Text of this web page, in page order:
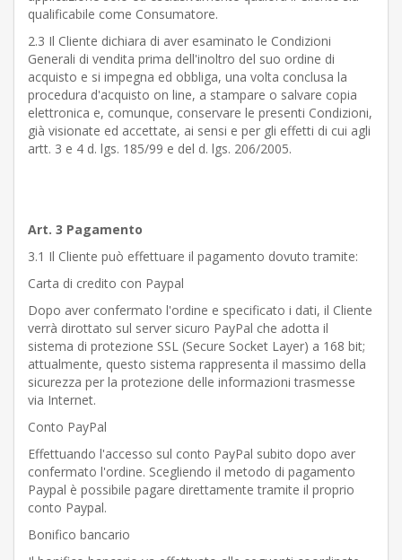
qualificabile come Consumatore.
2.3 Il Cliente dichiara di aver esaminato le Condizioni
Generali di vendita prima dell'inoltro del suo ordine di
acquisto e si impegna ed obbliga, una volta conclusa la
procedura d'acquisto on line, a stampare o salvare copia
elettronica e, comunque, conservare le presenti Condizioni,
già visionate ed accettate, ai sensi e per gli effetti di cui agli
artt. 3 e 4 d. lgs. 185/99 e del d. lgs. 206/2005.
Art. 3 Pagamento
3.1 Il Cliente può effettuare il pagamento dovuto tramite:
Carta di credito con Paypal
Dopo aver confermato l'ordine e specificato i dati, il Cliente
verrà dirottato sul server sicuro PayPal che adotta il
sistema di protezione SSL (Secure Socket Layer) a 168 bit;
attualmente, questo sistema rappresenta il massimo della
sicurezza per la protezione delle informazioni trasmesse
via Internet.
Conto PayPal
Effettuando l'accesso sul conto PayPal subito dopo aver
confermato l'ordine. Scegliendo il metodo di pagamento
Paypal è possibile pagare direttamente tramite il proprio
conto Paypal.
Bonifico bancario